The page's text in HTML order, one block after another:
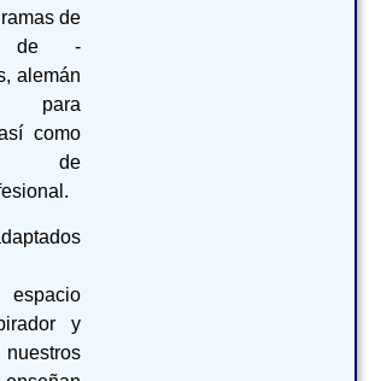
de
de -
alemán
para
como
de
y